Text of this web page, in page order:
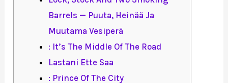
Barrels — Puuta, Heinää Ja
Muutama Vesiperä
: It’s The Middle Of The Road
Lastani Ette Saa
: Prince Of The City